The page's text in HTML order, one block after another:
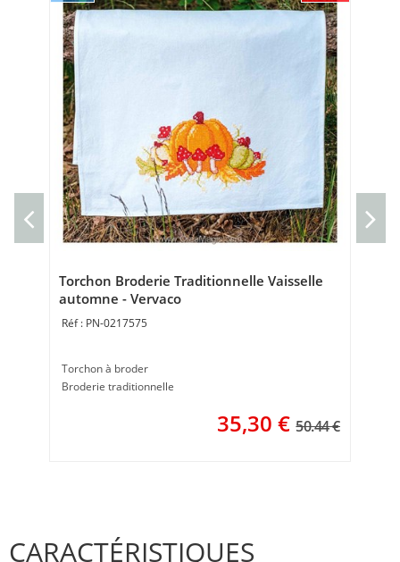
Torchon Broderie Traditionnelle Vaisselle
automne - Vervaco
PN-0217575
Torchon à broder
Broderie traditionnelle
35,30 € 50.44 €
CARACTÉRISTIQUES